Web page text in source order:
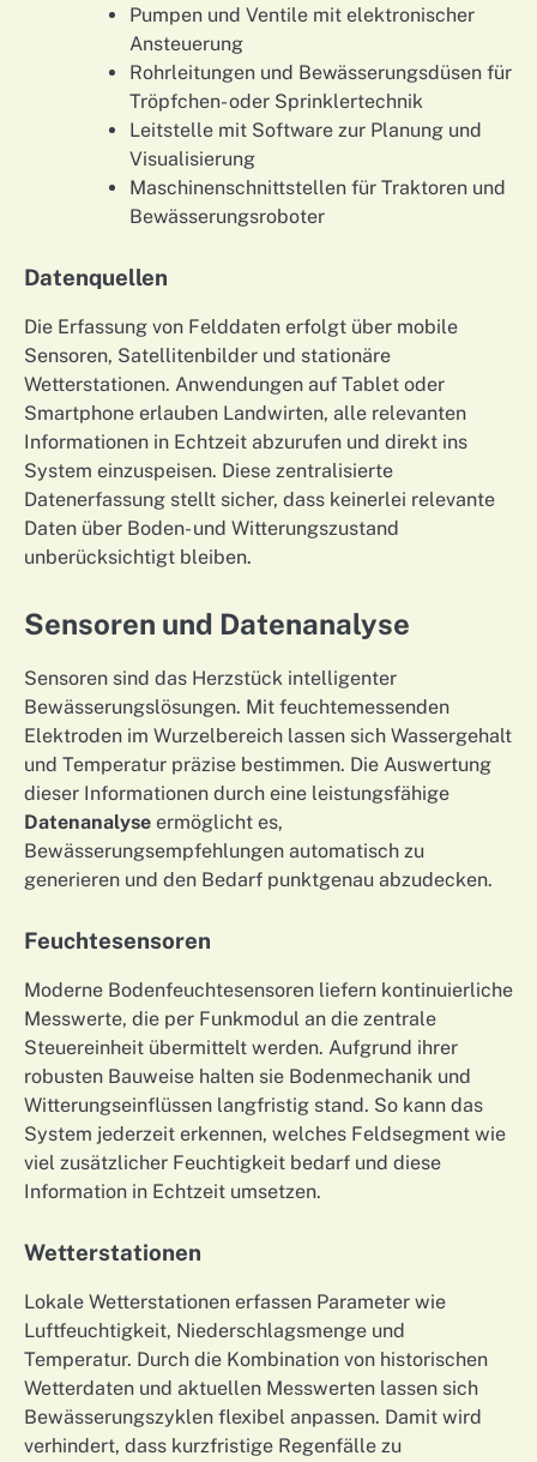
Pumpen und Ventile mit elektronischer
Ansteuerung
Rohrleitungen und Bewässerungsdüsen für
Tröpfchen- oder Sprinklertechnik
Leitstelle mit Software zur Planung und
Visualisierung
Maschinenschnittstellen für Traktoren und
Bewässerungsroboter
Datenquellen
Die Erfassung von Felddaten erfolgt über mobile
Sensoren, Satellitenbilder und stationäre
Wetterstationen. Anwendungen auf Tablet oder
Smartphone erlauben Landwirten, alle relevanten
Informationen in Echtzeit abzurufen und direkt ins
System einzuspeisen. Diese zentralisierte
Datenerfassung stellt sicher, dass keinerlei relevante
Daten über Boden- und Witterungszustand
unberücksichtigt bleiben.
Sensoren und Datenanalyse
Sensoren sind das Herzstück intelligenter
Bewässerungslösungen. Mit feuchtemessenden
Elektroden im Wurzelbereich lassen sich Wassergehalt
und Temperatur präzise bestimmen. Die Auswertung
dieser Informationen durch eine leistungsfähige
Datenanalyse ermöglicht es,
Bewässerungsempfehlungen automatisch zu
generieren und den Bedarf punktgenau abzudecken.
Feuchtesensoren
Moderne Bodenfeuchtesensoren liefern kontinuierliche
Messwerte, die per Funkmodul an die zentrale
Steuereinheit übermittelt werden. Aufgrund ihrer
robusten Bauweise halten sie Bodenmechanik und
Witterungseinflüssen langfristig stand. So kann das
System jederzeit erkennen, welches Feldsegment wie
viel zusätzlicher Feuchtigkeit bedarf und diese
Information in Echtzeit umsetzen.
Wetterstationen
Lokale Wetterstationen erfassen Parameter wie
Luftfeuchtigkeit, Niederschlagsmenge und
Temperatur. Durch die Kombination von historischen
Wetterdaten und aktuellen Messwerten lassen sich
Bewässerungszyklen flexibel anpassen. Damit wird
verhindert, dass kurzfristige Regenfälle zu